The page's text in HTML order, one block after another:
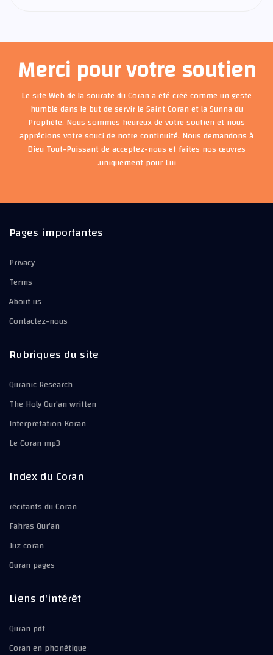
Merci pour votre soutien
Le site Web de la sourate du Coran a été créé comme un geste
humble dans le but de servir le Saint Coran et la Sunna du
Prophète. Nous sommes heureux de votre soutien et nous
apprécions votre souci de notre continuité. Nous demandons à
Dieu Tout-Puissant de acceptez-nous et faites nos œuvres
uniquement pour Lui.
Pages importantes
Privacy
Terms
About us
Contactez-nous
Rubriques du site
Quranic Research
The Holy Qur’an written
Interpretation Koran
Le Coran mp3
Index du Coran
récitants du Coran
Fahras Qur’an
Juz coran
Quran pages
Liens d'intérêt
Quran pdf
Coran en phonétique